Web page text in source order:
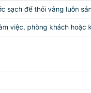
sạch để thỏi vàng luôn
việc, phòng khách hoặc